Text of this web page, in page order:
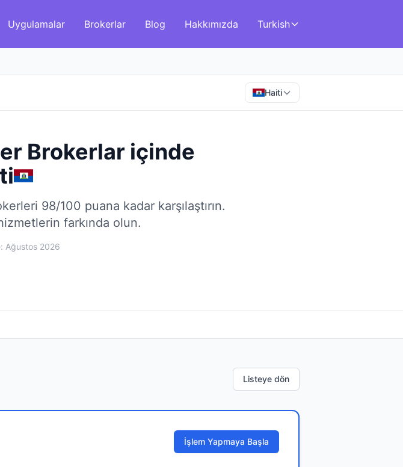
Uygulamalar Brokerlar Blog Hakkımızda Turkish
Haiti
Brokerlar içinde
98/100 puana kadar karşılaştırın.
farkında olun.
Ağustos 2026
Listeye dön
İşlem Yapmaya Başla